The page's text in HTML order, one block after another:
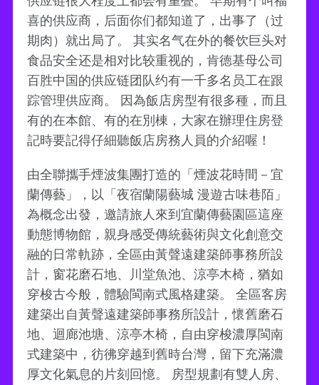
喜的供应商，后面你们都知道了，出事了（过
期肉）就出局了。 其实名气在外的餐饮巨头对
食品安全还是相对比较重视的，肯德基母公司
百胜中国的供应链团队约有一千多名员工在跟
踪管理供应商。 因為飯店房型有很多種，而且
有的在本館、有的在別棟，大家在辦理住房登
記時要記得仔細聽飯店房務人員的介紹喔！
由全聯攜手煙波集團打造的「煙波花時間－宜
蘭傳藝」，以「夜宿蘭陽藝城 漫遊古味巷陌」
為概念出發，邀請旅人來到宜蘭傳藝園區這座
動態博物館，親身感受傳統藝術與文化創意交
融的日常軌跡，全區由黃聲遠建築師事務所設
計，窗花磨石地、川堂魚池、涼亭木椅，猶如
穿梭古今般，體驗閩南式風格建築。 全區客房
建築出自黃聲遠建築師事務所設計，懷舊磨石
地、迴廊池塘、涼亭木椅，自由穿梭濃厚閩南
式建築中，彷彿穿越到舊時台灣，留下充滿濃
厚文化氣息的片刻回憶。 房型規劃有雙人房、